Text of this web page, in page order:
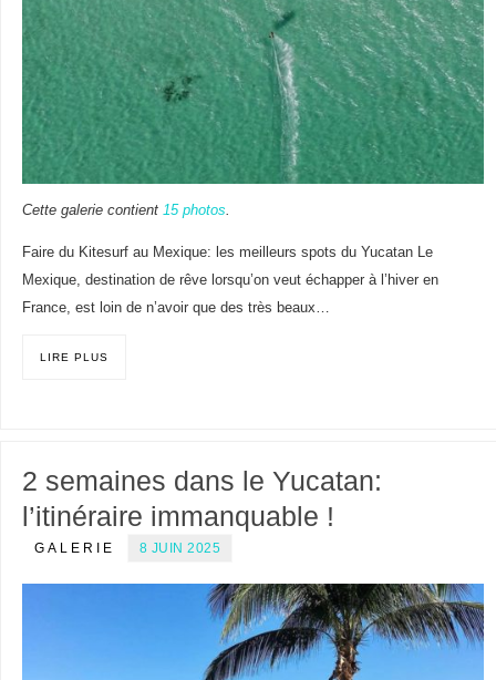
Cette galerie contient 15 photos
Faire du Kitesurf au Mexique: les meilleurs spots du Yucatan Le
Mexique, destination de rêve lorsqu’on veut échapper à l’hiver en
France, est loin de n’avoir que des très beaux…
LIRE PLUS
2 semaines dans le Yucatan:
l’itinéraire immanquable !
GALERIE 8 JUIN 2025